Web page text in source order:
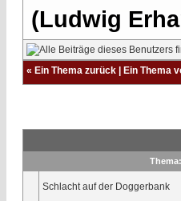
(Ludwig
« Ein Thema zurück Ein Thema
Thema:
Schlacht auf der Doggerbank